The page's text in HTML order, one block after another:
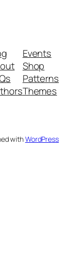
Events
Shop
Patterns
Themes
withWordPress